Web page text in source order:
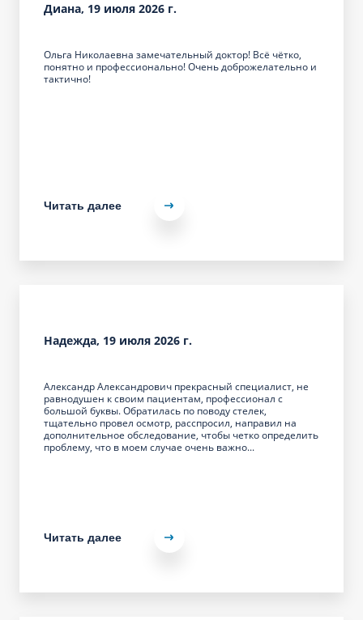
Диана, 19 июля 2026 г.
Ольга Николаевна замечательный доктор! Всё чётко,
понятно и профессионально! Очень доброжелательно и
тактично!
Читать далее
Надежда, 19 июля 2026 г.
Александр Александрович прекрасный специалист, не
равнодушен к своим пациентам, профессионал с
большой буквы. Обратилась по поводу стелек,
тщательно провел осмотр, расспросил, направил на
дополнительное обследование, чтобы четко определить
проблему, что в моем случае очень важно...
Читать далее